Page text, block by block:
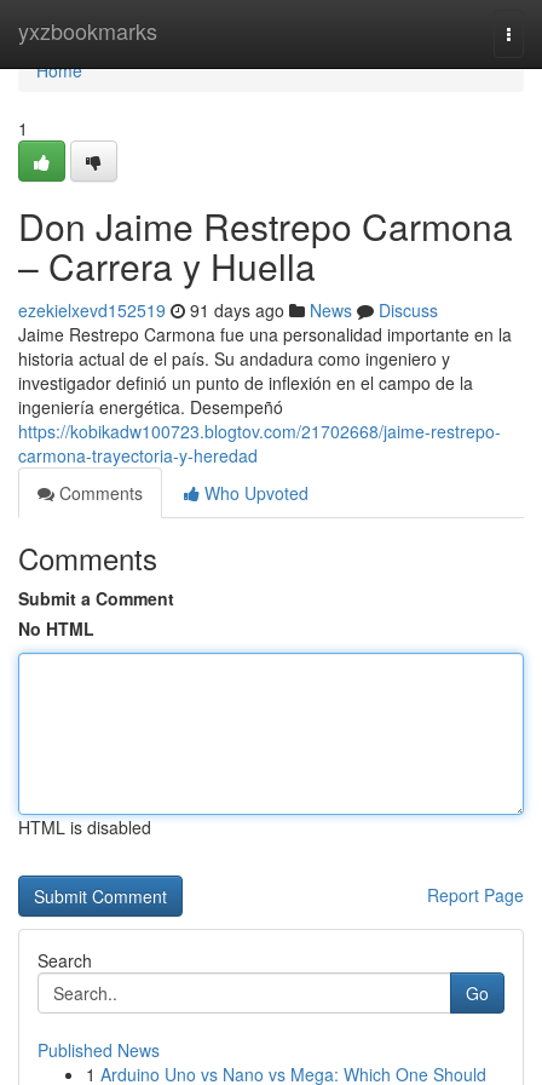
yxzbookmarks
Home
Home
1
Don Jaime Restrepo Carmona
– Carrera y Huella
ezekielxevd152519 91 days ago News
Discuss
Jaime Restrepo Carmona fue una personalidad importante en la
historia actual de el país. Su andadura como ingeniero y
investigador definió un punto de inflexión en el campo de la
ingeniería energética. Desempeñó
https://kobikadw100723.blogtov.com/21702668/jaime-restrepo-
carmona-trayectoria-y-heredad
Comments
Who Upvoted
Comments
Submit a Comment
No HTML
HTML is disabled
Report Page
Search
Go
Published News
1 Arduino Uno vs Nano vs Mega: Which One Should